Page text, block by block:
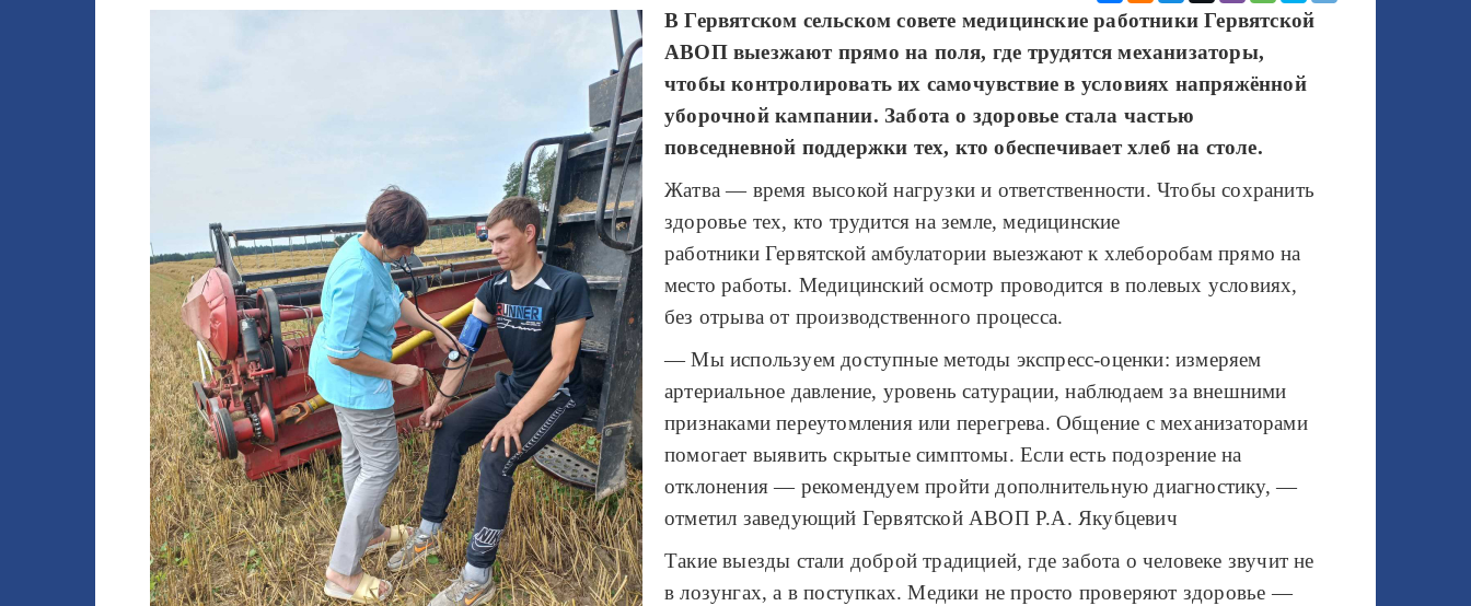
ВГервятском сельском совете медицинские работникиГервятской
АВОП выезжают прямо на поля, где трудятся механизаторы,
чтобы контролировать их самочувствие в условиях напряжённой
уборочной кампании. Забота о здоровье стала частью
повседневной поддержки тех, кто обеспечивает хлеб на столе.
Жатва — время высокой нагрузки и ответственности. Чтобы сохранить
здоровье тех, кто трудится на земле, медицинские
работники Гервятской амбулатории выезжают к хлеборобам прямо на
место работы. Медицинский осмотр проводится в полевых условиях,
без отрыва от производственного процесса.
— Мы используем доступные методы экспресс-оценки: измеряем
артериальное давление, уровень сатурации, наблюдаем за внешними
признаками переутомления или перегрева. Общение с механизаторами
помогает выявить скрытые симптомы. Если есть подозрение на
отклонения — рекомендуем пройти дополнительную диагностику, —
отметил заведующий Гервятской АВОП Р.А. Якубцевич
Такие выезды стали доброй традицией, где забота о человеке звучит не
в лозунгах, а в поступках. Медики не просто проверяют здоровье —